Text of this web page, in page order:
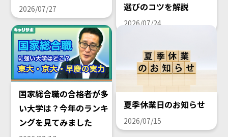
2026/07/27
選びのコツを解説
2026/07/24
国家総合職の合格者が多
い大学は？今年のランキ
ングを見てみました
夏季休業日のお知らせ
2026/07/15